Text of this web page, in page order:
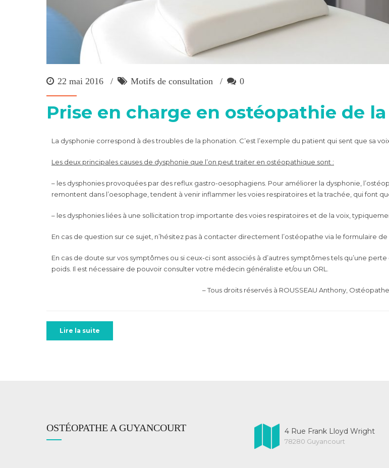
22 mai 2016 Motifs de consultation 0
Prise en charge en ostéopathie de
La dysphonie correspond à des troubles de la phonation. C’est l’exemple du patient qui sent que sa
Les deux principales causes de dysphonie que l’on peut traiter en ostéopathique sont :
– les dysphonies provoquées par des reflux gastro-oesophagiens. Pour améliorer la dysphonie,
remontent dans l’oesophage, tendent à venir inflammer les voies respiratoires et la trachée, qui font
– les dysphonies liées à une sollicitation trop importante des voies respiratoires et de la voix,
En cas de question sur ce sujet, n’hésitez pas à contacter directement l’ostéopathe via le formulaire
En cas de doute sur vos symptômes ou si ceux-ci sont associés à d’autres symptômes tels qu’une
poids. Il est nécessaire de pouvoir consulter votre médecin généraliste et/ou un ORL.
– Tous droits réservés à ROUSSEAU Anthony,
Lire la suite
OSTÉOPATHE A GUYANCOURT 4 Rue Frank Lloyd Wright
78280 Guyancourt